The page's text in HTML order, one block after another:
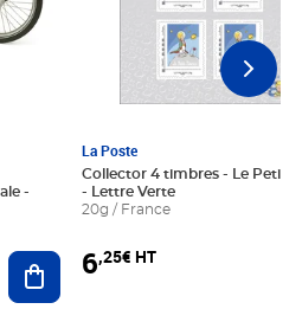
Ajouter au panier
La Poste
Collector 4 timbres - Le Petit
- Lettre Verte
20g / France
6,25€ HT